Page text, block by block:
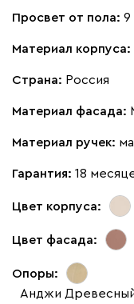
Просвет от пола: 9
Материал корпуса:
Страна: Россия
Материал фасада:
Материал ручек:
Гарантия: 18
Цвет корпуса:
Цвет фасада:
Опоры:
Анджи